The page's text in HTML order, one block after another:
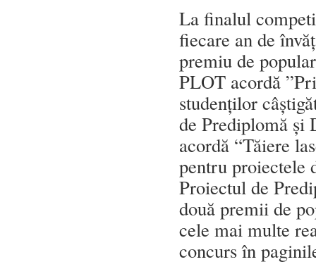
La finalul
fiecare an de
premiu de
PLOT acordă
studenților
de Prediplomă
acordă “Tăiere
pentru proiectele
Proiectul de
două premii de
cele mai multe
concurs în